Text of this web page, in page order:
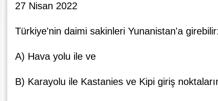
27 Nisan 2022
Türkiye'nin daimi sakinleri Yunanistan'a
A) Hava yolu ile ve
B) Karayolu ile Kastanies ve Kipi giriş